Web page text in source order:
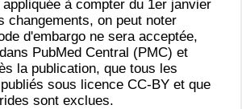
à compter du 1er janvier
changements, on peut noter
d'embargo ne sera acceptée,
PubMed Central (PMC) et
la publication, que tous les
sous licence CC-BY et que
sont exclues.